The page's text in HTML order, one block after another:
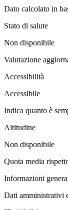
Dato calcolato in
Stato di salute
Non disponibile
Valutazione
Accessibilità
Accessibile
Indica quanto è
Altitudine
Non disponibile
Quota media
Informazioni
Dati amministrativi